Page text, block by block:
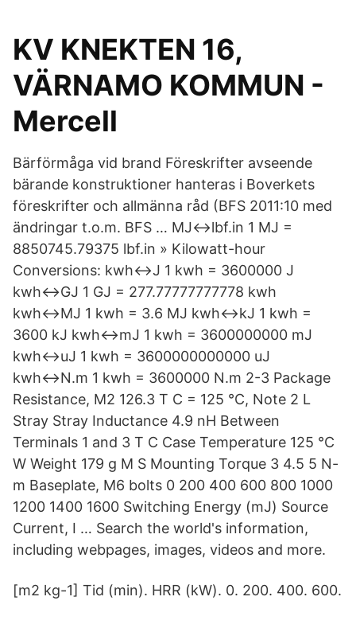
KV KNEKTEN 16,
VÄRNAMO KOMMUN -
Mercell
Bärförmåga vid brand Föreskrifter avseende
bärande konstruktioner hanteras i Boverkets
föreskrifter och allmänna råd (BFS 2011:10 med
ändringar t.o.m. BFS … MJ↔lbf.in 1 MJ =
8850745.79375 lbf.in » Kilowatt-hour
Conversions: kwh↔J 1 kwh = 3600000 J
kwh↔GJ 1 GJ = 277.77777777778 kwh
kwh↔MJ 1 kwh = 3.6 MJ kwh↔kJ 1 kwh =
3600 kJ kwh↔mJ 1 kwh = 3600000000 mJ
kwh↔uJ 1 kwh = 3600000000000 uJ
kwh↔N.m 1 kwh = 3600000 N.m 2-3 Package
Resistance, M2 126.3 T C = 125 °C, Note 2 L
Stray Stray Inductance 4.9 nH Between
Terminals 1 and 3 T C Case Temperature 125 °C
W Weight 179 g M S Mounting Torque 3 4.5 5 N-
m Baseplate, M6 bolts 0 200 400 600 800 1000
1200 1400 1600 Switching Energy (mJ) Source
Current, I … Search the world's information,
including webpages, images, videos and more.
[m2 kg-1] Tid (min). HRR (kW). 0. 200. 400. 600.